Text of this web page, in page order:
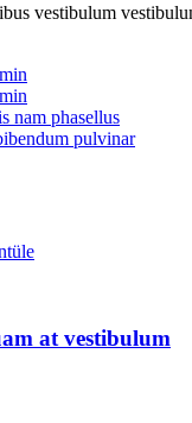
vestibulum
nam phasellus
pulvinar
at vestibulum